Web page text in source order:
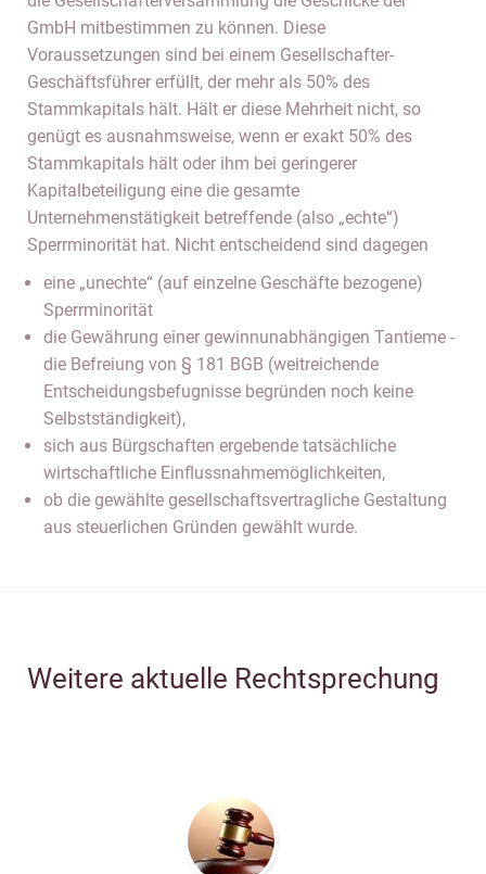
GmbH mitbestimmen zu können. Diese
Voraussetzungen sind bei einem Gesellschafter-
Geschäftsführer erfüllt, der mehr als 50% des
Stammkapitals hält. Hält er diese Mehrheit nicht, so
genügt es ausnahmsweise, wenn er exakt 50% des
Stammkapitals hält oder ihm bei geringerer
Kapitalbeteiligung eine die gesamte
Unternehmenstätigkeit betreffende (also „echte“)
Sperrminorität hat. Nicht entscheidend sind dagegen
eine „unechte“ (auf einzelne Geschäfte bezogene)
Sperrminorität
die Gewährung einer gewinnunabhängigen Tantieme -
die Befreiung von § 181 BGB (weitreichende
Entscheidungsbefugnisse begründen noch keine
Selbstständigkeit),
sich aus Bürgschaften ergebende tatsächliche
wirtschaftliche Einflussnahmemöglichkeiten,
ob die gewählte gesellschaftsvertragliche Gestaltung
aus steuerlichen Gründen gewählt wurde.
Weitere aktuelle Rechtsprechung